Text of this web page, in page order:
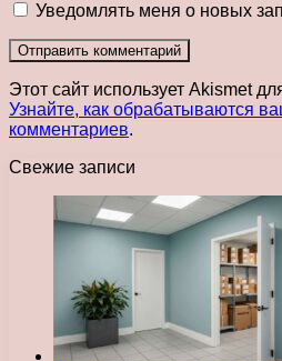
Уведомлять меня о новых
Этот сайт использует Akismet
Узнайте, как обрабатываются
комментариев.
Свежие записи